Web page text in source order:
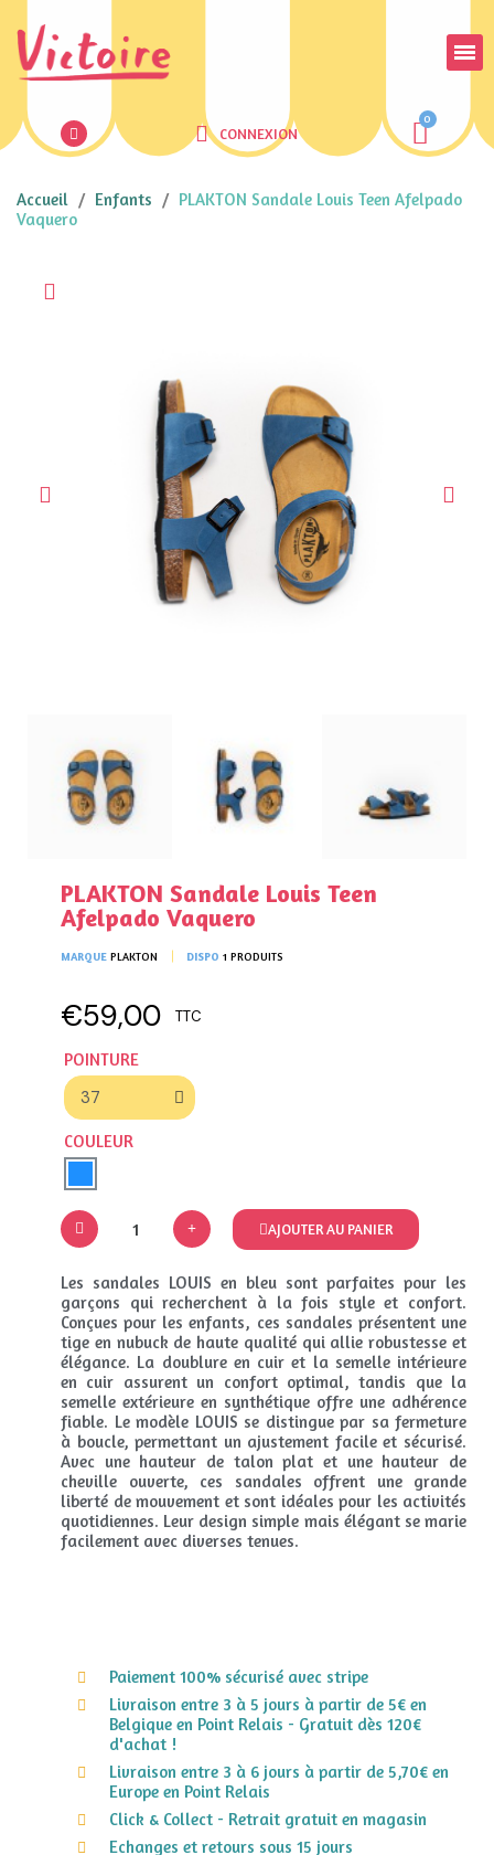
CONNEXION
Accueil Enfants
PLAKTON Sandale Louis Teen Afelpado
Vaquero
PLAKTON Sandale Louis Teen
Afelpado Vaquero
MARQUE PLAKTON DISPO 1 PRODUITS
€59,00 TTC
POINTURE
COULEUR
AJOUTER AU PANIER
Les sandales LOUIS en bleu sont parfaites pour les
garçons qui recherchent à la fois style et confort.
Conçues pour les enfants, ces sandales présentent une
tige en nubuck de haute qualité qui allie robustesse et
élégance. La doublure en cuir et la semelle intérieure
en cuir assurent un confort optimal, tandis que la
semelle extérieure en synthétique offre une adhérence
fiable. Le modèle LOUIS se distingue par sa fermeture
à boucle, permettant un ajustement facile et sécurisé.
Avec une hauteur de talon plat et une hauteur de
cheville ouverte, ces sandales offrent une grande
liberté de mouvement et sont idéales pour les activités
quotidiennes. Leur design simple mais élégant se marie
facilement avec diverses tenues.
Paiement 100% sécurisé avec stripe
Livraison entre 3 à 5 jours à partir de 5€ en
Belgique en Point Relais - Gratuit dès 120€
d'achat !
Livraison entre 3 à 6 jours à partir de 5,70€ en
Europe en Point Relais
Click & Collect - Retrait gratuit en magasin
Echanges et retours sous 15 jours